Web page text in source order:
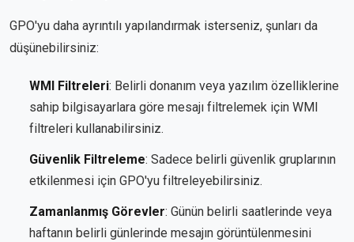
GPO'yu daha ayrıntılı yapılandırmak isterseniz, şunları da
düşünebilirsiniz:
WMI Filtreleri: Belirli donanım veya yazılım özelliklerine
sahip bilgisayarlara göre mesajı filtrelemek için WMI
filtreleri kullanabilirsiniz.
Güvenlik Filtreleme: Sadece belirli güvenlik gruplarının
etkilenmesi için GPO'yu filtreleyebilirsiniz.
Zamanlanmış Görevler: Günün belirli saatlerinde veya
haftanın belirli günlerinde mesajın görüntülenmesini